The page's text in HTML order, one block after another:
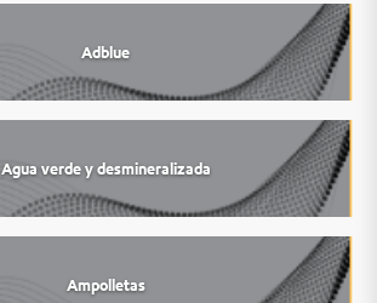
Adblue
Agua verde y desmineralizada
Ampolletas